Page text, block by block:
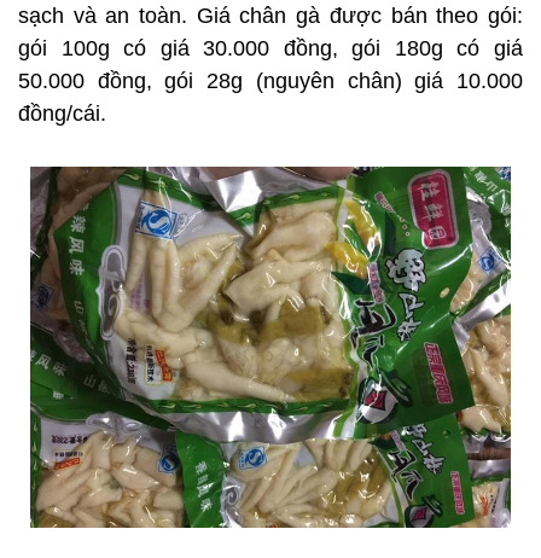
sạch và an toàn. Giá chân gà được bán theo gói:
gói 100g có giá 30.000 đồng, gói 180g có giá
50.000 đồng, gói 28g (nguyên chân) giá 10.000
đồng/cái.